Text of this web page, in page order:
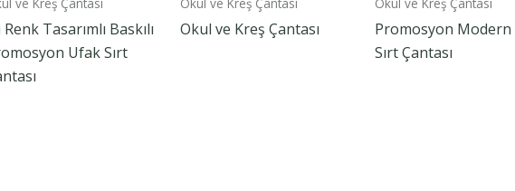
Tasarımlı Baskılı
Ufak Sırt
Okul ve Kreş Çantası
Promosyon Modern
Sırt Çantası